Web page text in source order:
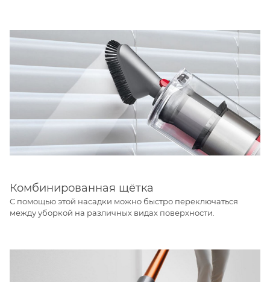
Комбинированная щётка
С помощью этой насадки можно быстро переключаться
между уборкой на различных видах поверхности.